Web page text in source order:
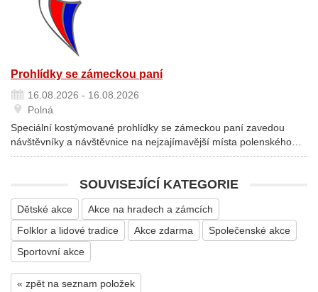
Prohlídky se zámeckou paní
16.08.2026 - 16.08.2026
Polná
Speciální kostýmované prohlídky se zámeckou paní zavedou
návštěvníky a návštěvnice na nejzajímavější místa polenského…
SOUVISEJÍCÍ KATEGORIE
Dětské akce
Akce na hradech a zámcích
Folklor a lidové tradice
Akce zdarma
Společenské akce
Sportovní akce
« zpět na seznam položek